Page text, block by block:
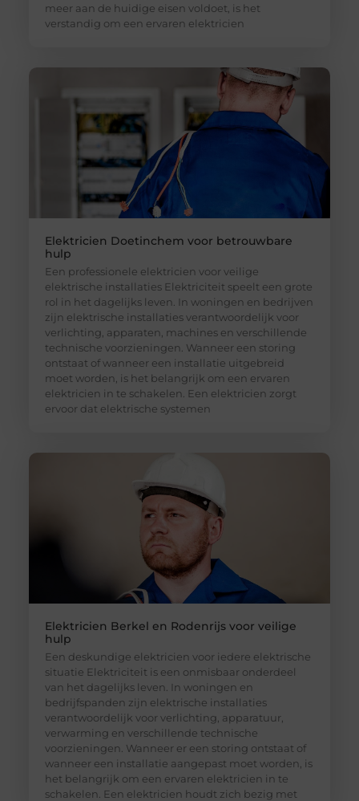
meer aan de huidige eisen voldoet, is het
verstandig om een ervaren elektricien
Elektricien Doetinchem voor betrouwbare
hulp
Een professionele elektricien voor veilige
elektrische installaties Elektriciteit speelt een grote
rol in het dagelijks leven. In woningen en bedrijven
zijn elektrische installaties verantwoordelijk voor
verlichting, apparaten, machines en verschillende
technische voorzieningen. Wanneer een storing
ontstaat of wanneer een installatie uitgebreid
moet worden, is het belangrijk om een ervaren
elektricien in te schakelen. Een elektricien zorgt
ervoor dat elektrische systemen
Elektricien Berkel en Rodenrijs voor veilige
hulp
Een deskundige elektricien voor iedere elektrische
situatie Elektriciteit is een onmisbaar onderdeel
van het dagelijks leven. In woningen en
bedrijfspanden zijn elektrische installaties
verantwoordelijk voor verlichting, apparatuur,
verwarming en verschillende technische
voorzieningen. Wanneer er een storing ontstaat of
wanneer een installatie aangepast moet worden, is
het belangrijk om een ervaren elektricien in te
schakelen. Een elektricien houdt zich bezig met